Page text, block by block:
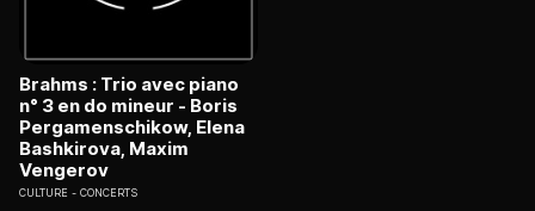
Brahms : Trio avec piano
n° 3 en do mineur - Boris
Pergamenschikow, Elena
Bashkirova, Maxim
Vengerov
CULTURE CONCERTS